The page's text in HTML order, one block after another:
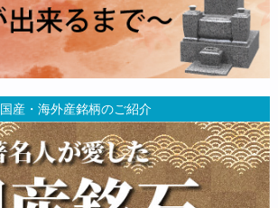
国産・海外産銘柄のご紹介